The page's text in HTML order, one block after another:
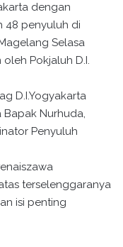
dengan
48 penyuluh di
Selasa
Pokjaluh D.I.
D.I.Yogyakarta
Nurhuda,
Penyuluh
terselenggaranya
isi penting